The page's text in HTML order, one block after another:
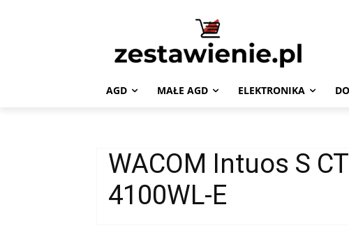
AGD MAŁE AGD ELEKTRONIKA
WACOM Intuos S
4100WL-E